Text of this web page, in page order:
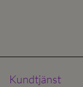
Kundtjänst